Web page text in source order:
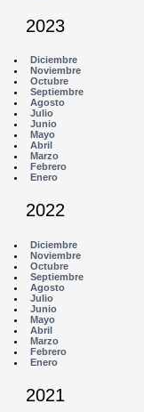
2023
Diciembre
Noviembre
Octubre
Septiembre
Agosto
Julio
Junio
Mayo
Abril
Marzo
Febrero
Enero
2022
Diciembre
Noviembre
Octubre
Septiembre
Agosto
Julio
Junio
Mayo
Abril
Marzo
Febrero
Enero
2021